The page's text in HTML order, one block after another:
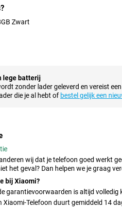
soepel. Je hoeft niet lang te wachten
De software is overzichtelijk en
is voor iedereen.
van de Redmi 15 is de batterij. Je
stroom zit. Ook als je veel op je telefoon
Dat kan gewoon, want de telefoon
verbonden, of je nu onderweg bent of
gebruiken, wat handig is als je werk
op vakantie. Ontgrendelen gaat
de zijkant. Ook maakt de Redmi 15
hoeft in te stellen.
Zwart
lege batterij
zonder lader geleverd en vereist
die je al hebt of bestel gelijk een
wij dat je telefoon goed werkt
het geval? Dan helpen we je graag
bij Xiaomi?
garantievoorwaarden is altijd volledig
Xiaomi-Telefoon duurt gemiddeld 14